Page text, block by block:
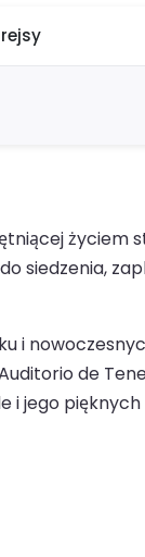
życiem
siedzenia,
i
de
i jego pięknych